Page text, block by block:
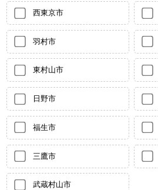
西東京市
羽村市
東村山市
日野市
福生市
三鷹市
武蔵村山市